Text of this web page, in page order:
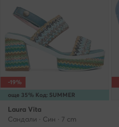
още 35% Код: SUMMER
-19%
Laura Vita
Сандали · Син · 7 cm